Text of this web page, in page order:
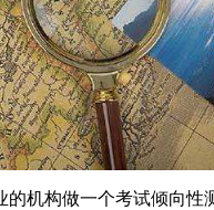
构做一个考试倾向性